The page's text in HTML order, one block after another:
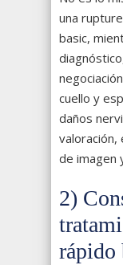
una
basic,
cuello y
daños
valoración,
de imagen
2)
rápido